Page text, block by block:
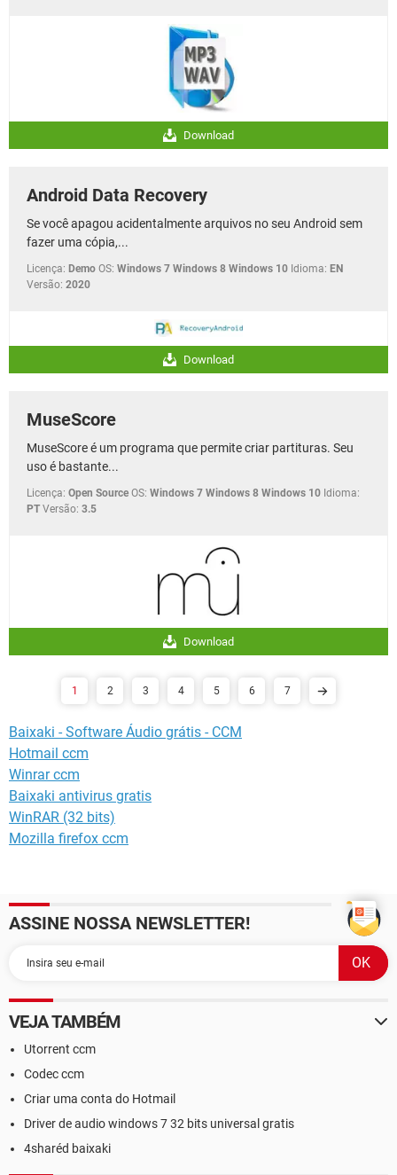
Download
Android Data Recovery
Se você apagou acidentalmente arquivos no seu Android sem
fazer uma cópia,...
Licença: Demo OS: Windows 7 Windows 8 Windows 10 Idioma: EN
Versão: 2020
Download
MuseScore
MuseScore é um programa que permite criar partituras. Seu
uso é bastante...
Licença: Open Source OS: Windows 7 Windows 8 Windows 10 Idioma:
PT Versão: 3.5
Download
1 2 3 4 5 6 7
Baixaki - Software Áudio grátis - CCM
Hotmail ccm
Winrar ccm
Baixaki antivirus gratis
WinRAR (32 bits)
Mozilla firefox ccm
ASSINE NOSSA NEWSLETTER!
VEJA TAMBÉM
Utorrent ccm
Codec ccm
Criar uma conta do Hotmail
Driver de audio windows 7 32 bits universal gratis
4sharéd baixaki